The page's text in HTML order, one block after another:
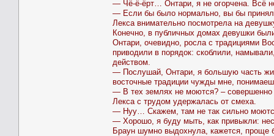
— Чё-ё-ёрт… Онтари, я не огорчена. Всё
— Если бы было нормально, вы бы
Лекса внимательно посмотрела на
Конечно, в публичных домах девушки
Онтари, очевидно, росла с традициями
приводили в порядок: скоблили,
действом.
— Послушай, Онтари, я большую часть
восточные традиции чужды мне,
— В тех землях не моются? – совершенно
Лекса с трудом удержалась от смеха.
— Нуу… Скажем, там не так сильно
— Хорошо, я буду мыть, как привыкли:
Браун шумно выдохнула, кажется, проще